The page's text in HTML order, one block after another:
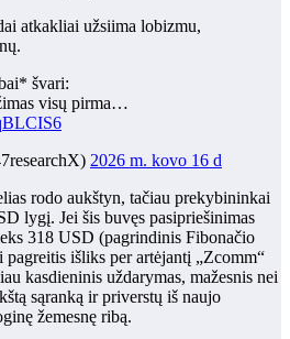
atkakliai užsiima lobizmu,
švari:
visų pirma…
2026 m. kovo 16 d
rodo aukštyn, tačiau prekybininkai
lygį. Jei šis buvęs pasipriešinimas
318 USD (pagrindinis Fibonačio
išliks per artėjantį „Zcomm“
kasdieninis uždarymas, mažesnis nei
sąranką ir priverstų iš naujo
žemesnę ribą.